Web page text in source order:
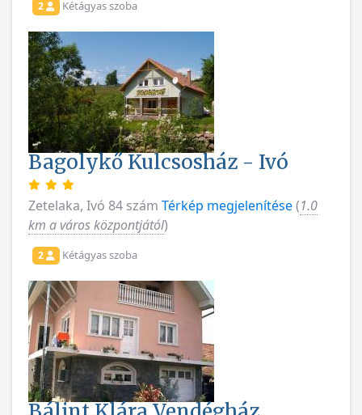
2 Kétágyas szoba
Bagolykő Kulcsosház - Ivó
Zetelaka, Ivó 84 szám Térkép megjelenítése(1.0
km a város központjától)
2 Kétágyas szoba